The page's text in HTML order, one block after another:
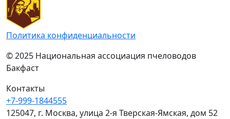
Политика конфиденциальности
© 2025 Национальная ассоциация пчеловодов
Бакфаст
Контакты
+7-999-1844555
125047, г. Москва, улица 2-я Тверская-Ямская, дом 52